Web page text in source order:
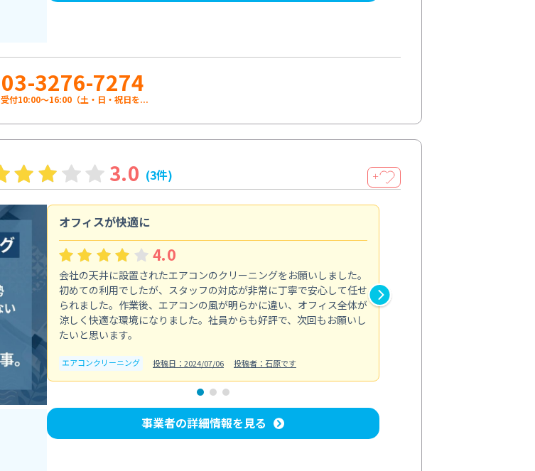
03-3276-7274
受付10:00〜16:00（土・日・祝日を...
3.0 (3件) ＋
オフィスが快適に
4.0
会社の天井に設置されたエアコンのクリーニングをお願いしました。
初めての利用でしたが、スタッフの対応が非常に丁寧で安心して任せ
られました。作業後、エアコンの風が明らかに違い、オフィス全体が
涼しく快適な環境になりました。社員からも好評で、次回もお願いし
たいと思います。
エアコンクリーニング 投稿日：2024/07/06 投稿者：石原です
事業者の詳細情報を見る